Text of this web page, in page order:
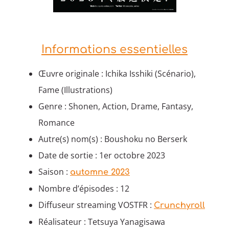
Informations essentielles
Œuvre originale : Ichika Isshiki (Scénario),
Fame (Illustrations)
Genre : Shonen, Action, Drame, Fantasy,
Romance
Autre(s) nom(s) : Boushoku no Berserk
Date de sortie : 1er octobre 2023
Saison : automne 2023
Nombre d’épisodes : 12
Diffuseur streaming VOSTFR : Crunchyroll
Réalisateur : Tetsuya Yanagisawa